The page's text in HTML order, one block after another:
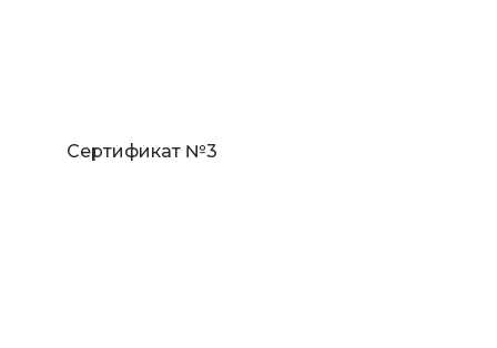
Сертификат №3